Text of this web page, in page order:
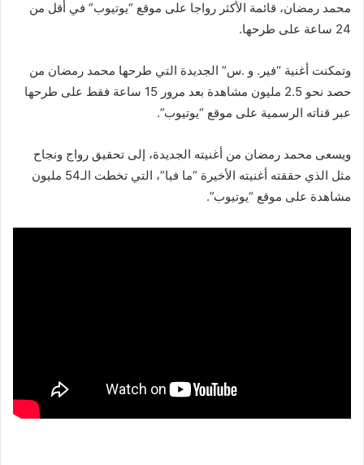
محمد رمضان، قائمة الأكثر رواجا على موقع “يوتيوب” في أقل من
24 ساعة على طرحها.
وتمكنت أغنية “فير. و .س” الجديدة التي طرحها محمد رمضان من
حصد نحو 2.5 مليون مشاهدة بعد مرور 15 ساعة فقط على طرحها
عبر قناته الرسمية على موقع “يوتيوب”.
ويسعى محمد رمضان من أغنيته الجديدة، إلى تحقيق رواج ونجاح
مثل الذي حققته أغنيته الأخيرة “ما فيا”، التي تخطت الـ54 مليون
مشاهدة على موقع “يوتيوب”.